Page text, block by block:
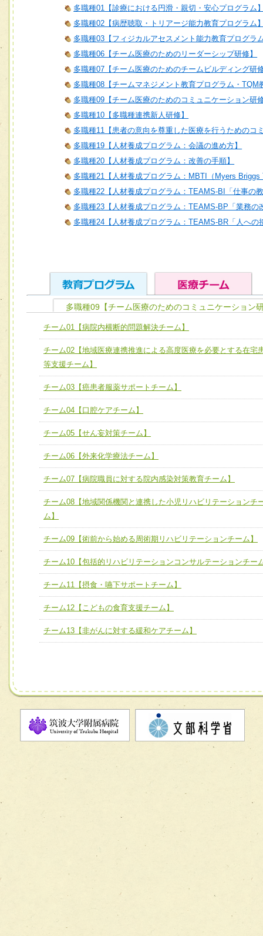
多職種01【診療における円滑・親切・安心プログラム
多職種02【病歴聴取・トリアージ能力教育プログラム
多職種03【フィジカルアセスメント能力教育プログラ
多職種06【チーム医療のためのリーダーシップ研修】
多職種07【チーム医療のためのチームビルディング研
多職種08【チームマネジメント教育プログラム・TQM
多職種09【チーム医療のためのコミュニケーション研
多職種10【多職種連携新人研修】
多職種11【患者の意向を尊重した医療を行うためのコ
多職種19【人材養成プログラム：会議の進め方】
多職種20【人材養成プログラム：改善の手順】
多職種21【人材養成プログラム：MBTI（Myers
多職種22【人材養成プログラム：TEAMS-BI「仕事の
多職種23【人材養成プログラム：TEAMS-BP「業務の
多職種24【人材養成プログラム：TEAMS-BR「人への
ユニット１ 医療人としての基礎能力
全人的医療を実践する医療人として、必要な基礎能力を身
ける
必要に応じて柔軟に医療チームを組織し、強調できる
ユニット３ 多職種連携力
他職種の視点とスキルを学び、相互理解と連携を深める
チーム01【病院内横断的問題解決チーム】
チーム02【地域医療連携推進による高度医療を必要とする
宅患者等支援チーム】
チーム05【せん妄対策チーム】
チーム06【外来化学療法チーム】
チーム07【病院職員に対する院内感染対策教育チーム】
チーム08【地域関係機関と連携した小児リハビリテーショ
チーム09【術前から始める周術期リハビリテーションチー
ム】
チーム10【包括的リハビリテーションコンサルテーション
ーム】
チーム11【摂食・嚥下サポートチーム】
チーム12【こどもの食育支援チーム】
多職種09【チーム医療のためのコミュニケーション
チーム01【病院内横断的問題解決チーム】
チーム02【地域医療連携推進による高度医療を必要とする在宅
等支援チーム】
チーム03【癌患者服薬サポートチーム】
チーム04【口腔ケアチーム】
チーム05【せん妄対策チーム】
チーム06【外来化学療法チーム】
チーム07【病院職員に対する院内感染対策教育チーム】
チーム08【地域関係機関と連携した小児リハビリテーションチ
ム】
チーム09【術前から始める周術期リハビリテーションチーム】
チーム10【包括的リハビリテーションコンサルテーションチー
チーム11【摂食・嚥下サポートチーム】
チーム12【こどもの食育支援チーム】
チーム13【非がんに対する緩和ケアチーム】